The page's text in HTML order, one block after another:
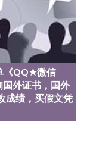
《QQ★微信
外证书，国外
成绩，买假文凭